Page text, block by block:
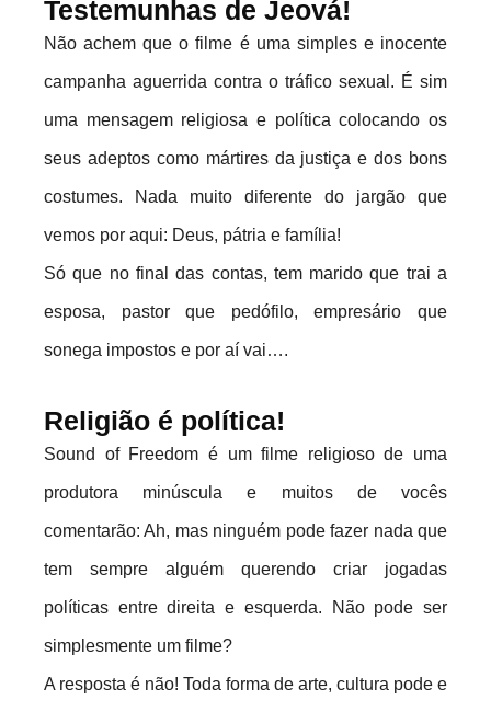
Testemunhas de Jeová!
Não achem que o filme é uma simples e inocente
campanha aguerrida contra o tráfico sexual. É sim
uma mensagem religiosa e política colocando os
seus adeptos como mártires da justiça e dos bons
costumes. Nada muito diferente do jargão que
vemos por aqui: Deus, pátria e família!
Só que no final das contas, tem marido que trai a
esposa, pastor que pedófilo, empresário que
sonega impostos e por aí vai….
Religião é política!
Sound of Freedom é um filme religioso de uma
produtora minúscula e muitos de vocês
comentarão: Ah, mas ninguém pode fazer nada que
tem sempre alguém querendo criar jogadas
políticas entre direita e esquerda. Não pode ser
simplesmente um filme?
A resposta é não! Toda forma de arte, cultura pode e